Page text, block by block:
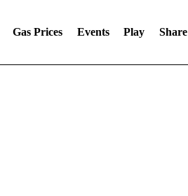
Gas Prices Events Play Share